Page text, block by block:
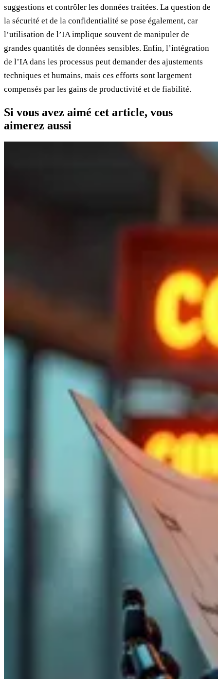
suggestions et contrôler les données traitées. La question de
la sécurité et de la confidentialité se pose également, car
l’utilisation de l’IA implique souvent de manipuler de
grandes quantités de données sensibles. Enfin, l’intégration
de l’IA dans les processus peut demander des ajustements
techniques et humains, mais ces efforts sont largement
compensés par les gains de productivité et de fiabilité.
Si vous avez aimé cet article, vous
aimerez aussi